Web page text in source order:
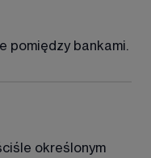
pomiędzy bankami.
określonym